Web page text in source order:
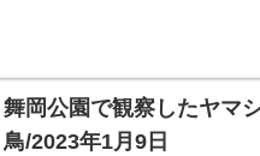
舞岡公園で観察したヤマ
鳥/2023年1月9日